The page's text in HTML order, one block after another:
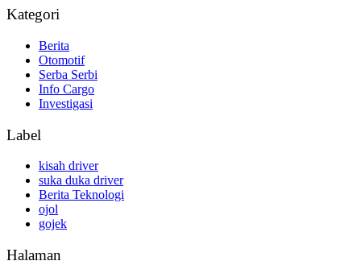
Kategori
Berita
Otomotif
Serba Serbi
Info Cargo
Investigasi
Label
kisah driver
suka duka driver
Berita Teknologi
ojol
gojek
Halaman